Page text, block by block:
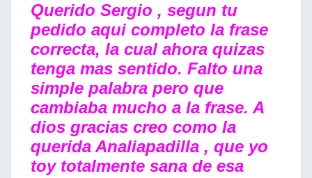
Querido Sergio , segun tu
pedido aqui completo la frase
correcta, la cual ahora quizas
tenga mas sentido. Falto una
simple palabra pero que
cambiaba mucho a la frase. A
dios gracias creo como la
querida Analiapadilla , que yo
toy totalmente sana de esa